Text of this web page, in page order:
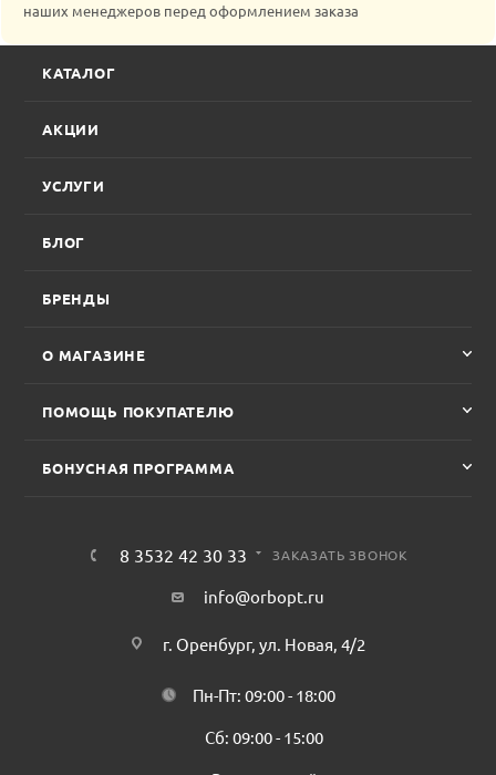
наших менеджеров перед оформлением заказа
КАТАЛОГ
АКЦИИ
УСЛУГИ
БЛОГ
БРЕНДЫ
О МАГАЗИНЕ
ПОМОЩЬ ПОКУПАТЕЛЮ
БОНУСНАЯ ПРОГРАММА
8 3532 42 30 33 ЗАКАЗАТЬ ЗВОНОК
info@orbopt.ru
г. Оренбург, ул. Новая, 4/2
Пн-Пт: 09:00 - 18:00
Сб: 09:00 - 15:00